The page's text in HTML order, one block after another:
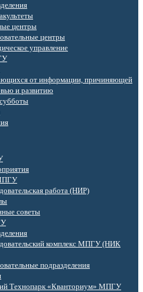
центры
центры
управление
от информации, причиняющей
и развитию
работа (НИР)
советы
комплекс МПГУ (НИК
подразделения
Технопарк «Кванториум» МПГУ